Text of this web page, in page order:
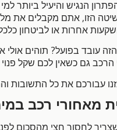
הנגיש והיעיל
הזו, אתם מקבלים את
אחרות או לביטחון
עובד בפועל? תוהים
הרכב גם כשאין לכם שקל
עבורכם את כל התשובות
מאחורי רכב
לחסוך חצי מהסכום